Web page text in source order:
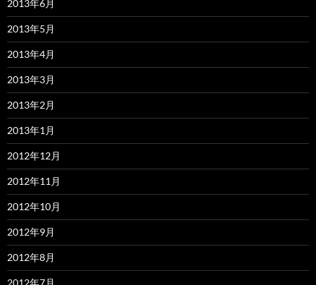
2013年6月
2013年5月
2013年4月
2013年3月
2013年2月
2013年1月
2012年12月
2012年11月
2012年10月
2012年9月
2012年8月
2012年7月